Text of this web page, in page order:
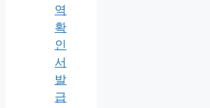
역
확
인
서
발
급